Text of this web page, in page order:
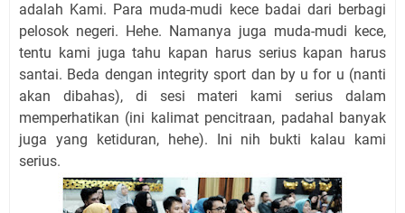
adalah Kami. Para muda-mudi kece badai dari berbagi
pelosok negeri. Hehe. Namanya juga muda-mudi kece,
tentu kami juga tahu kapan harus serius kapan harus
santai. Beda dengan integrity sport dan by u for u (nanti
akan dibahas), di sesi materi kami serius dalam
memperhatikan (ini kalimat pencitraan, padahal banyak
juga yang ketiduran, hehe). Ini nih bukti kalau kami
serius.